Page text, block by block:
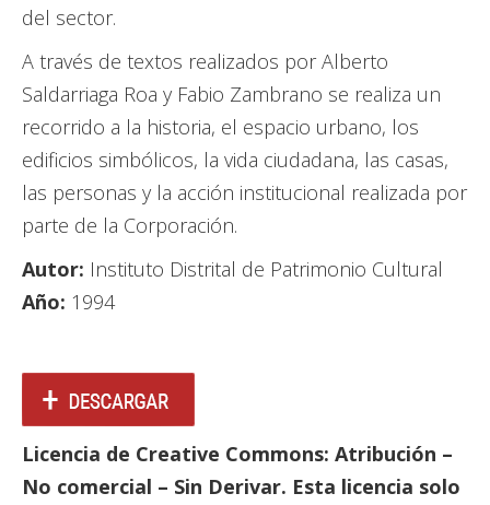
del sector.
A través de textos realizados por Alberto
Saldarriaga Roa y Fabio Zambrano se realiza un
recorrido a la historia, el espacio urbano, los
edificios simbólicos, la vida ciudadana, las casas,
las personas y la acción institucional realizada por
parte de la Corporación.
Autor: Instituto Distrital de Patrimonio Cultural
Año: 1994
Licencia de Creative Commons: Atribución –
No comercial – Sin Derivar. Esta licencia solo